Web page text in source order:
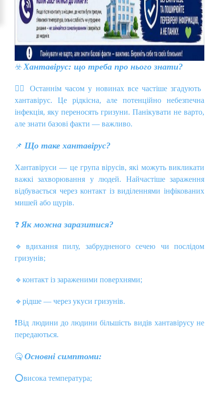
☣️ Хантавірус: що треба про нього знати?
👩‍⚕️ Останнім часом у новинах все частіше згадують
хантавірус. Це рідкісна, але потенційно небезпечна
інфекція, яку переносять гризуни. Панікувати не варто,
але знати базові факти — важливо.
📌 Що таке хантавірус?
Хантавіруси — це група вірусів, які можуть викликати
важкі захворювання у людей. Найчастіше зараження
відбувається через контакт із виділеннями інфікованих
мишей або щурів.
❓ Як можна заразитися?
🔹 вдихання пилу, забрудненого сечею чи послідом
гризунів;
🔹 контакт із зараженими поверхнями;
🔹 рідше — через укуси гризунів.
❗️Від людини до людини більшість видів хантавірусу не
передаються.
🤒 Основні симптоми:
⭕висока температура;